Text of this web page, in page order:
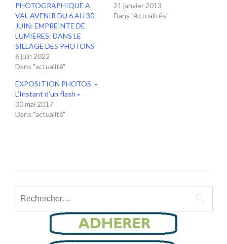
PHOTOGRAPHIQUE A
VAL AVENIR DU 6 AU 30
JUIN: EMPREINTE DE
LUMIÈRES: DANS LE
SILLAGE DES PHOTONS
6 juin 2022
Dans "actualité"
21 janvier 2013
Dans "Actualités"
EXPOSITION PHOTOS »
L’Instant d’un flash »
30 mai 2017
Dans "actualité"